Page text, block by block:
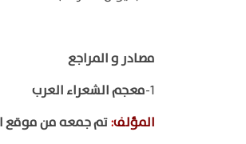
مصادر و المراجع
1- معجم الشعراء العرب
المؤلف:تم جمعه من موقع